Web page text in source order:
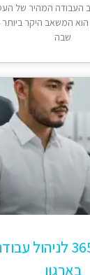
העבודה המהיר של
המשאב היקר
שבה
תוכנת אופיס 365
בארגון